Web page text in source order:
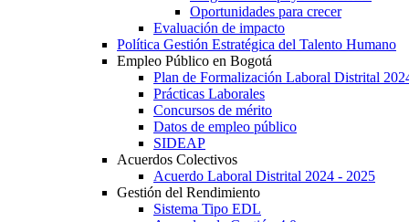
Oportunidades para crecer
Evaluación de impacto
Política Gestión Estratégica del Talento Humano
Empleo Público en Bogotá
Plan de Formalización Laboral Distrital
Prácticas Laborales
Concursos de mérito
Datos de empleo público
SIDEAP
Acuerdos Colectivos
Acuerdo Laboral Distrital 2024 - 2025
Gestión del Rendimiento
Sistema Tipo EDL